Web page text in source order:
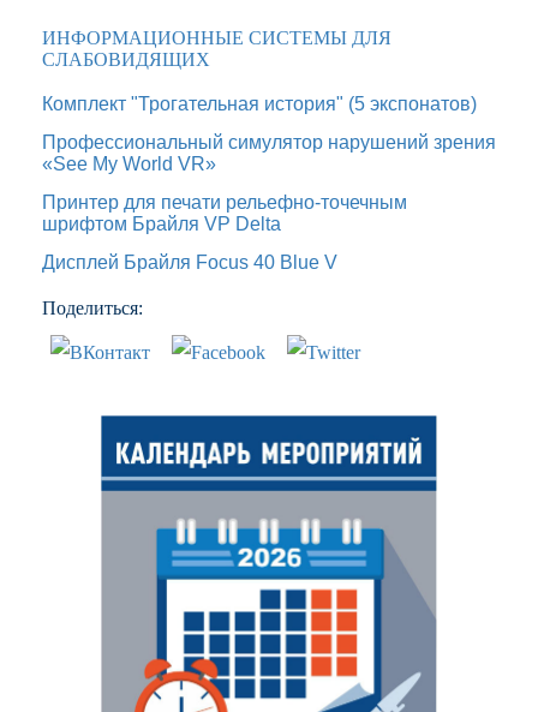
ИНФОРМАЦИОННЫЕ СИСТЕМЫ ДЛЯ
СЛАБОВИДЯЩИХ
Комплект "Трогательная история" (5 экспонатов)
Профессиональный симулятор нарушений зрения
«See My World VR»
Принтер для печати рельефно-точечным
шрифтом Брайля VP Delta
Дисплей Брайля Focus 40 Blue V
Поделиться: